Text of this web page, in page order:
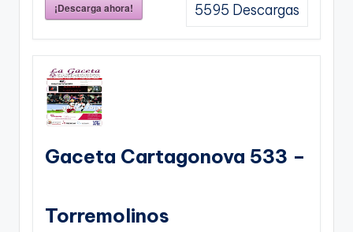
¡Descarga ahora! 5595 Descargas
Gaceta Cartagonova 533 –
Torremolinos